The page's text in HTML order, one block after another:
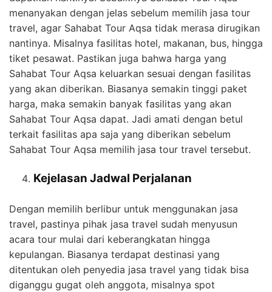
menanyakan dengan jelas sebelum memilih jasa tour
travel, agar Sahabat Tour Aqsa tidak merasa dirugikan
nantinya. Misalnya fasilitas hotel, makanan, bus, hingga
tiket pesawat. Pastikan juga bahwa harga yang
Sahabat Tour Aqsa keluarkan sesuai dengan fasilitas
yang akan diberikan. Biasanya semakin tinggi paket
harga, maka semakin banyak fasilitas yang akan
Sahabat Tour Aqsa dapat. Jadi amati dengan betul
terkait fasilitas apa saja yang diberikan sebelum
Sahabat Tour Aqsa memilih jasa tour travel tersebut.
Kejelasan Jadwal Perjalanan
Dengan memilih berlibur untuk menggunakan jasa
travel, pastinya pihak jasa travel sudah menyusun
acara tour mulai dari keberangkatan hingga
kepulangan. Biasanya terdapat destinasi yang
ditentukan oleh penyedia jasa travel yang tidak bisa
diganggu gugat oleh anggota, misalnya spot